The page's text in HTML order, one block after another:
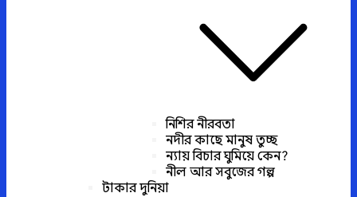
নিশির নীরবতা
নদীর কাছে মানুষ তুচ্ছ
ন্যায় বিচার ঘুমিয়ে কেন?
নীল আর সবুজের গল্প
টাকার দুনিয়া